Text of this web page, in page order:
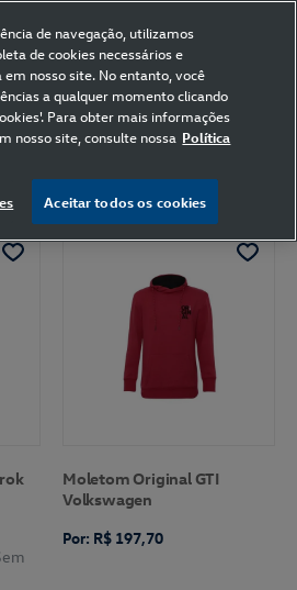
Moletom Volkswagen
Ordenar por
Moletom Original GTI
Volkswagen
Por: R$ 197,70
de navegação, utilizamos
de cookies necessários e
nosso site. No entanto, você
a qualquer momento clicando
Para obter mais informações
nosso site, consulte nossa Política
Aceitar todos os cookies